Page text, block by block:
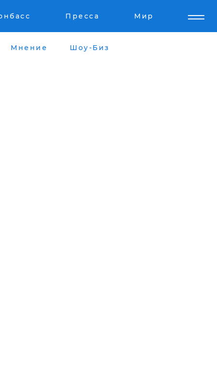
Пресса Мир
Мнение Шоу-Биз